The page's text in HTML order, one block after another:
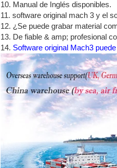
10. Manual de Inglés disponibles.
11. software original mach 3 y el
12. ¿Se puede grabar material
13. De fiable & amp; profesional
14. Software original Mach3